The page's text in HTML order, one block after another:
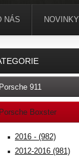
Porsche 911
Porsche Boxster
2016 - (982)
2012-2016 (981)
NÁS NOVINKY